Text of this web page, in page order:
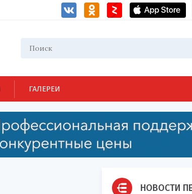
ГАЛЕРЕИ
НОВОСТИ